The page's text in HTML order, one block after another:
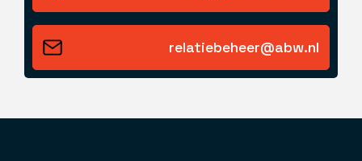
relatiebeheer@abw.nl